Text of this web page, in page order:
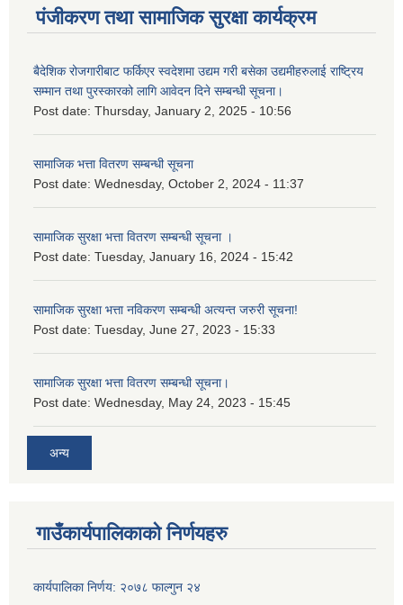
पंजीकरण तथा सामाजिक सुरक्षा कार्यक्रम
बैदेशिक रोजगारीबाट फर्किएर स्वदेशमा उद्यम गरी बसेका उद्यमीहरुलाई राष्‍ट्रिय
सम्मान तथा पुरस्कारको लागि आवेदन दिने सम्बन्धी सूचना।
Post date: Thursday, January 2, 2025 - 10:56
सामाजिक भत्ता वितरण सम्बन्धी सूचना
Post date: Wednesday, October 2, 2024 - 11:37
सामाजिक सुरक्षा भत्ता वितरण सम्बन्धी सूचना ।
Post date: Tuesday, January 16, 2024 - 15:42
सामाजिक सुरक्षा भत्ता नविकरण सम्बन्धी अत्यन्त जरुरी सूचना!
Post date: Tuesday, June 27, 2023 - 15:33
सामाजिक सुरक्षा भत्ता वितरण सम्बन्धी सूचना।
Post date: Wednesday, May 24, 2023 - 15:45
अन्य
गाउँकार्यपालिकाको निर्णयहरु
कार्यपालिका निर्णय: २०७८ फाल्गुन २४